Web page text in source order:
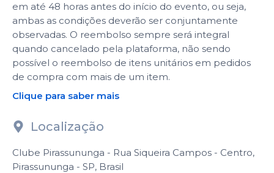
em até 48 horas antes do início do evento, ou seja,
ambas as condições deverão ser conjuntamente
observadas. O reembolso sempre será integral
quando cancelado pela plataforma, não sendo
possível o reembolso de itens unitários em pedidos
de compra com mais de um item.
Clique para saber mais
Localização
Clube Pirassununga - Rua Siqueira Campos - Centro,
Pirassununga - SP, Brasil